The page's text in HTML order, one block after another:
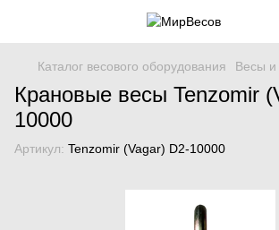
Каталог весового оборудования Весы и
Крановые весы Tenzomir
10000
Артикул: Tenzomir (Vagar) D2-10000